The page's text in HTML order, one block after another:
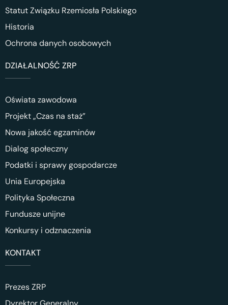
Statut Związku Rzemiosła Polskiego
Historia
Ochrona danych osobowych
DZIAŁALNOŚĆ ZRP
Oświata zawodowa
Projekt „Czas na staż”
Nowa jakość egzaminów
Dialog społeczny
Podatki i sprawy gospodarcze
Unia Europejska
Polityka Społeczna
Fundusze unijne
Konkursy i odznaczenia
KONTAKT
Prezes ZRP